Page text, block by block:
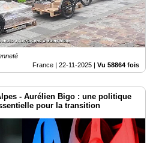
France | 22-11-2025 | Vu 58864 fois
- Aurélien Bigo : une politique
pour la transition